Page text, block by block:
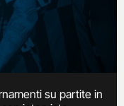
su partite in